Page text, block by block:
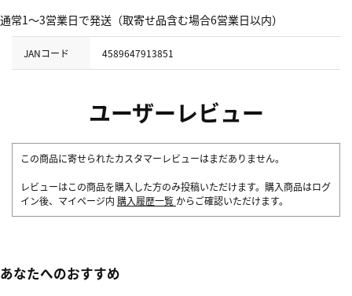
通常1～3営業日で発送（取寄せ品含む場合6営業日以内）
JANコード 4589647913851
ユーザーレビュー
この商品に寄せられたカスタマーレビューはまだありません。
レビューはこの商品を購入した方のみ投稿いただけます。購入商品はログ
イン後、マイページ内 購入履歴一覧 からご確認いただけます。
あなたへのおすすめ